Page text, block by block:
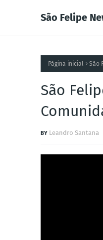
São Felipe
Página inicial São
São
Leandro Santana